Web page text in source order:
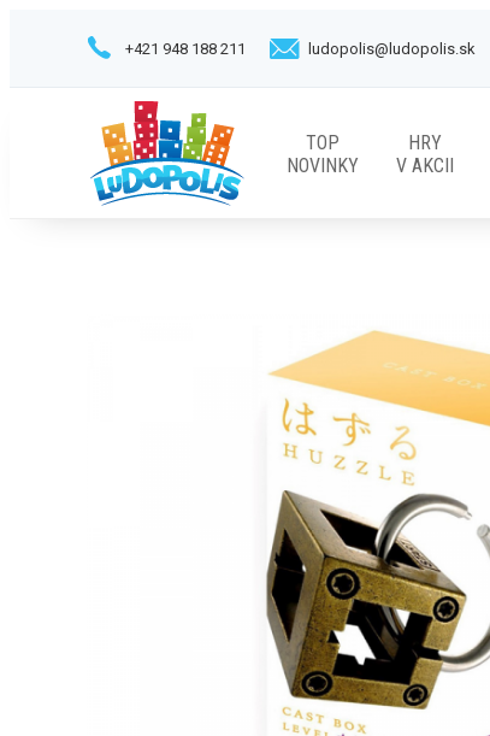
TOP
NOVINKY
HRY
V AKCII
+421 948 188 211 ludopolis@ludopolis.sk